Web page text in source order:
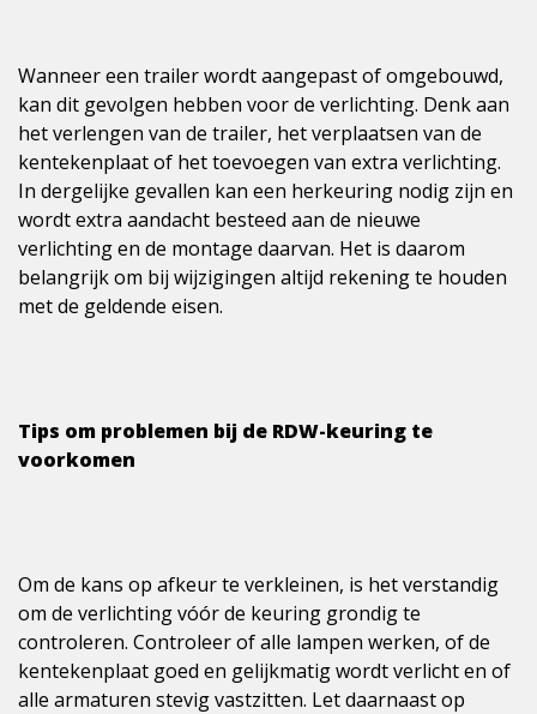
Wanneer een trailer wordt aangepast of omgebouwd,
kan dit gevolgen hebben voor de verlichting. Denk aan
het verlengen van de trailer, het verplaatsen van de
kentekenplaat of het toevoegen van extra verlichting.
In dergelijke gevallen kan een herkeuring nodig zijn en
wordt extra aandacht besteed aan de nieuwe
verlichting en de montage daarvan. Het is daarom
belangrijk om bij wijzigingen altijd rekening te houden
met de geldende eisen.
Tips om problemen bij de RDW-keuring te
voorkomen
Om de kans op afkeur te verkleinen, is het verstandig
om de verlichting vóór de keuring grondig te
controleren. Controleer of alle lampen werken, of de
kentekenplaat goed en gelijkmatig wordt verlicht en of
alle armaturen stevig vastzitten. Let daarnaast op